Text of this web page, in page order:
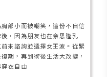
部小而被嘲笑，這份不自信
，因為朋友也在奈思隆乳
來諮詢並選擇女王波。從緊
期，再到術後生活大改變，
衣自由